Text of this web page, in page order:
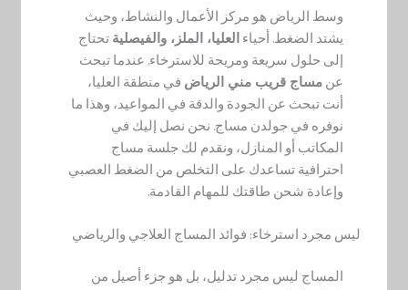
وسط الرياض هو مركز الأعمال والنشاط، وحيث
يشتد الضغط. أحياء العليا، الملز، والفيصلية تحتاج
إلى حلول سريعة ومريحة للاسترخاء. عندما تبحث
عنمساج قريب مني الرياض في منطقة العليا،
أنت تبحث عن الجودة والدقة في المواعيد، وهذا ما
نوفره في جولدن مساج. نحن نصل إليك في
المكاتب أو المنازل، ونقدم لك جلسة مساج
احترافية تساعدك على التخلص من الضغط العصبي
وإعادة شحن طاقتك للمهام القادمة.
ليس مجرد استرخاء: فوائد المساج العلاجي والرياضي
المساج ليس مجرد تدليل، بل هو جزء أصيل من